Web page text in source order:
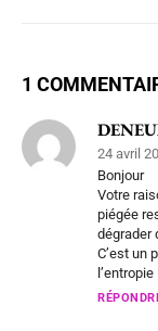
1
24 avril
Bonjour
Votre
piégée
dégrader
C’est un
l’entropie